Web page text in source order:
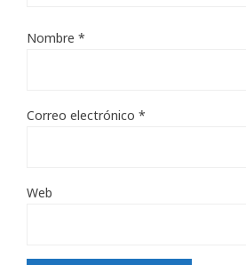
Nombre *
Correo electrónico *
Web